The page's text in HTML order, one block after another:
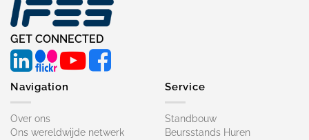
GET CONNECTED
Navigation
Over ons
Ons wereldwijde netwerk
Service
Standbouw
Beursstands Huren